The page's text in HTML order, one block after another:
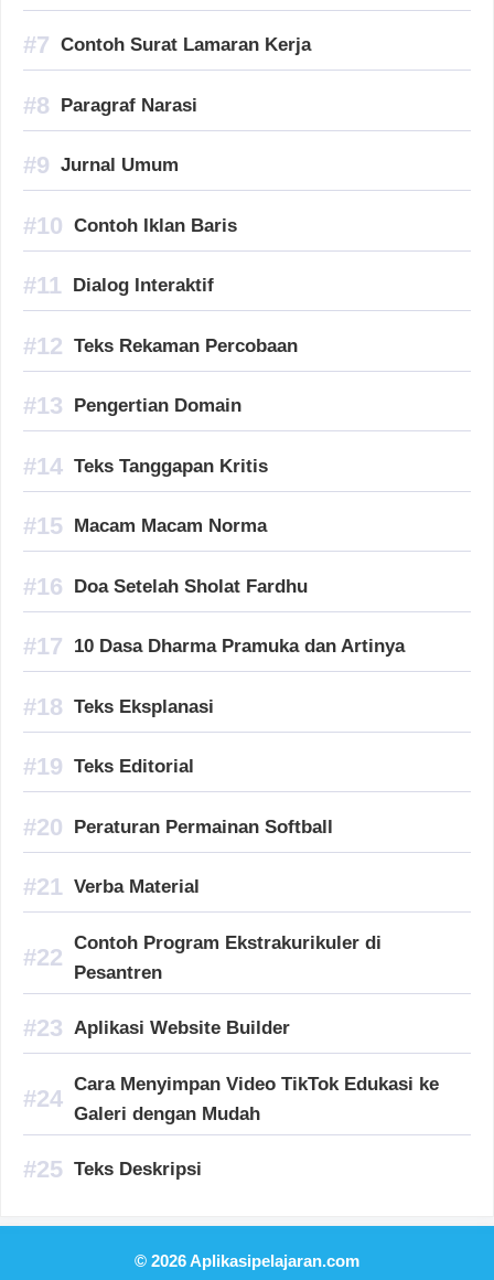
Contoh Surat Lamaran Kerja
Paragraf Narasi
Jurnal Umum
Contoh Iklan Baris
Dialog Interaktif
Teks Rekaman Percobaan
Pengertian Domain
Teks Tanggapan Kritis
Macam Macam Norma
Doa Setelah Sholat Fardhu
10 Dasa Dharma Pramuka dan Artinya
Teks Eksplanasi
Teks Editorial
Peraturan Permainan Softball
Verba Material
Contoh Program Ekstrakurikuler di
Pesantren
Aplikasi Website Builder
Cara Menyimpan Video TikTok Edukasi ke
Galeri dengan Mudah
Teks Deskripsi
© 2026 Aplikasipelajaran.com